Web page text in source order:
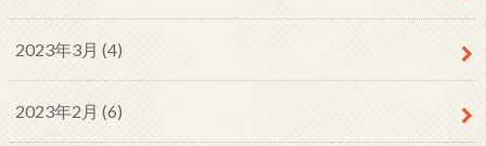
2023年3月 (4)
2023年2月 (6)